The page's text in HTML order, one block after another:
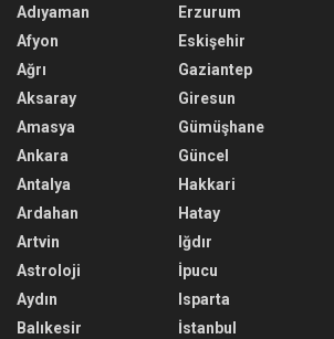
Adıyaman
Afyon
Ağrı
Aksaray
Amasya
Ankara
Antalya
Ardahan
Artvin
Astroloji
Aydın
Balıkesir
Erzurum
Eskişehir
Gaziantep
Giresun
Gümüşhane
Güncel
Hakkari
Hatay
Iğdır
İpucu
Isparta
İstanbul